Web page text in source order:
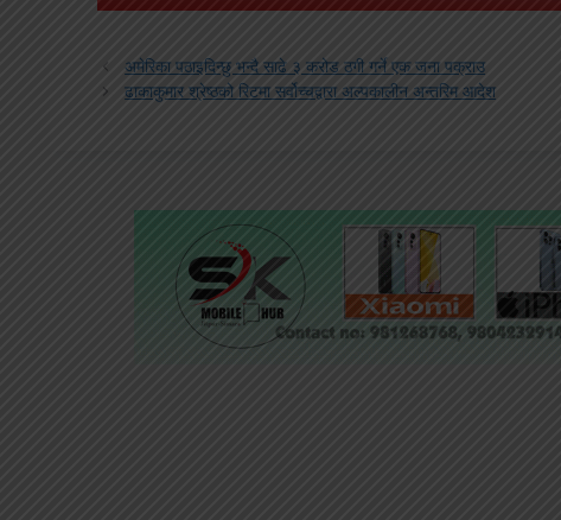
अमेरिका पठाइदिन्छु भन्दै साढे ३ करोड ठगी गर्ने एक जना पक्राउ
ढाकाकुमार श्रेष्ठको रिटमा सर्वोच्चद्वारा अल्पकालीन अन्तरिम आदेश